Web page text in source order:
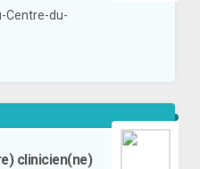
Centre-du-
clinicien(ne)